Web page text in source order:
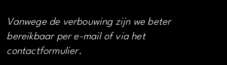
Vanwege de verbouwing zijn we beter
bereikbaar per e-mail of via het
contactformulier.